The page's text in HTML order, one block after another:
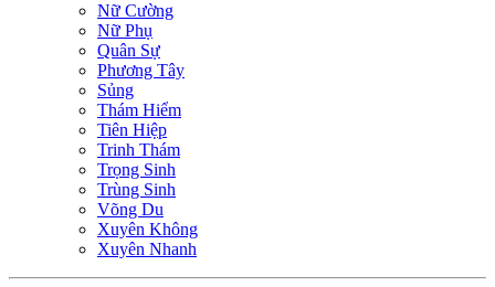
Nữ Cường
Nữ Phụ
Quân Sự
Phương Tây
Sủng
Thám Hiểm
Tiên Hiệp
Trinh Thám
Trọng Sinh
Trùng Sinh
Võng Du
Xuyên Không
Xuyên Nhanh